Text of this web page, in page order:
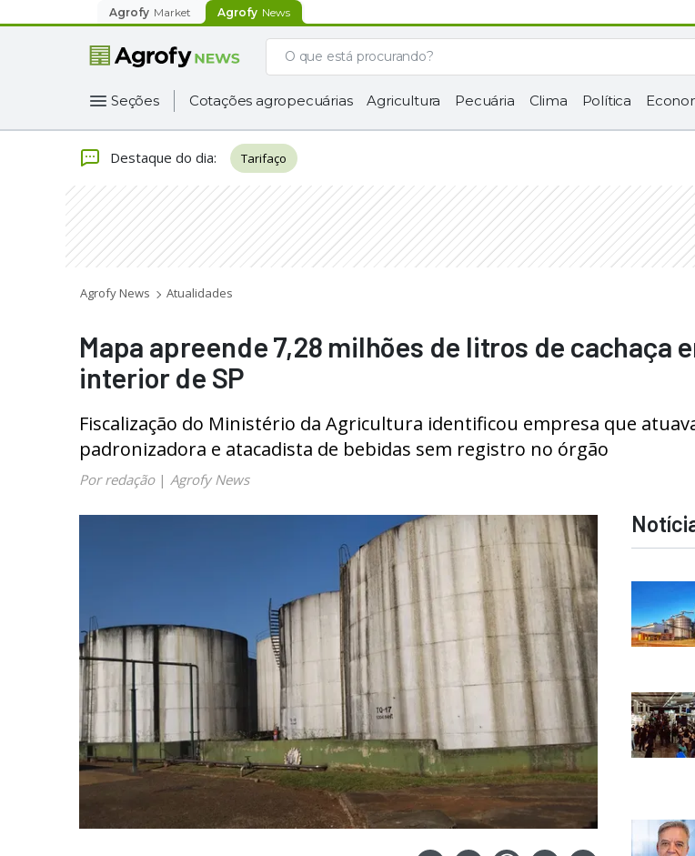
Agrofy Market Agrofy News
Seções Cotações agropecuárias Agricultura Pecuária Clima Política
Destaque do dia: Tarifaço
Agrofy News Atualidades
Mapa apreende 7,28 milhões de litros de cachaça
interior de SP
Fiscalização do Ministério da Agricultura identificou empresa que
padronizadora e atacadista de bebidas sem registro no órgão
Por redação| Agrofy News